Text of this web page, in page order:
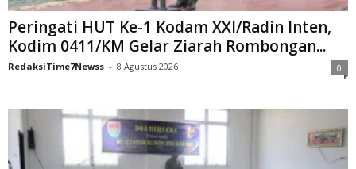
Peringati HUT Ke-1 Kodam XXI/Radin Inten,
Kodim 0411/KM Gelar Ziarah Rombongan...
RedaksiTime7Newss - 8 Agustus 2026 0